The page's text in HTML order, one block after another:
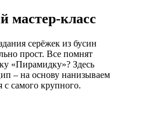
мастер-класс
серёжек из бусин
прост. Все помнят
«Пирамидку»? Здесь
– на основу нанизываем
с самого крупного.